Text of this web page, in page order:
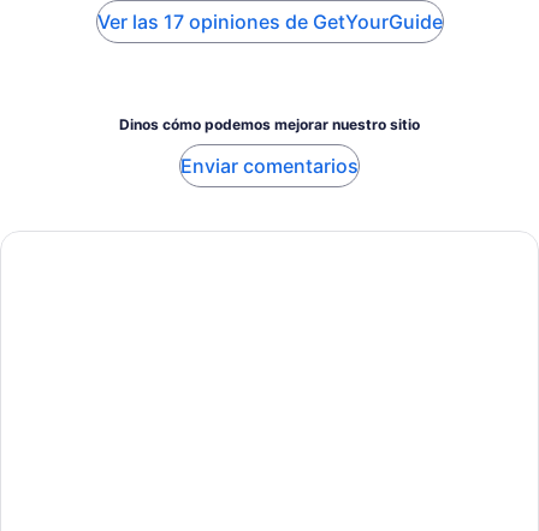
Ver las 17 opiniones de GetYourGuide
Dinos cómo podemos mejorar nuestro sitio
Enviar comentarios